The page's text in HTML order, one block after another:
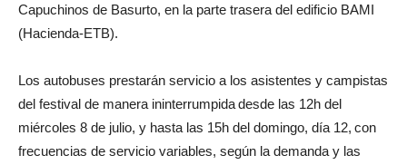
Capuchinos de Basurto, en la parte trasera del edificio BAMI
(Hacienda-ETB).
Los autobuses prestarán servicio a los asistentes y campistas
del festival de manera ininterrumpida desde las 12h del
miércoles 8 de julio, y hasta las 15h del domingo, día 12, con
frecuencias de servicio variables, según la demanda y las